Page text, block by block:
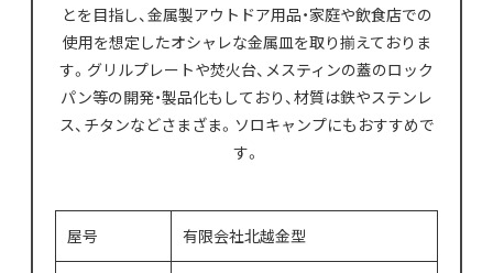
とを目指し、金属製アウトドア用品・家庭や飲食店での
使用を想定したオシャレな金属皿を取り揃えておりま
す。グリルプレートや焚火台、メスティンの蓋のロック
パン等の開発・製品化もしており、材質は鉄やステンレ
ス、チタンなどさまざま。ソロキャンプにもおすすめで
す。
屋号 有限会社北越金型